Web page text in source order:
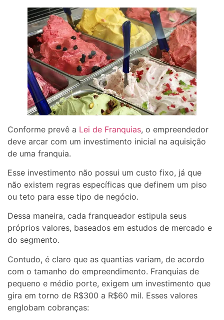
Conforme prevê a Lei de Franquias, o empreendedor
deve arcar com um investimento inicial na aquisição
de uma franquia.
Esse investimento não possui um custo fixo, já que
não existem regras específicas que definem um piso
ou teto para esse tipo de negócio.
Dessa maneira, cada franqueador estipula seus
próprios valores, baseados em estudos de mercado e
do segmento.
Contudo, é claro que as quantias variam, de acordo
com o tamanho do empreendimento. Franquias de
pequeno e médio porte, exigem um investimento que
gira em torno de R$300 a R$60 mil. Esses valores
englobam cobranças: